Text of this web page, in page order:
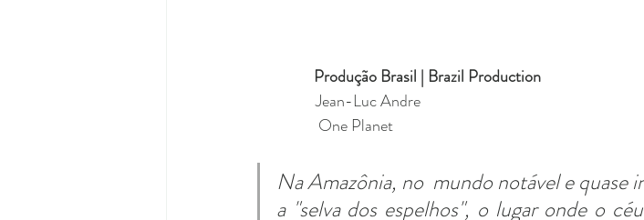
Produção Brasil | Brazil Production
Jean-Luc Andre
One Planet
Na Amazônia, no  mundo notável e quase
a "selva dos espelhos", o lugar onde o